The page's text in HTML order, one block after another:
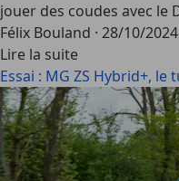
jouer des coudes avec le
Félix Bouland · 28/10/2024
Lire la suite
Essai : MG ZS Hybrid+, le